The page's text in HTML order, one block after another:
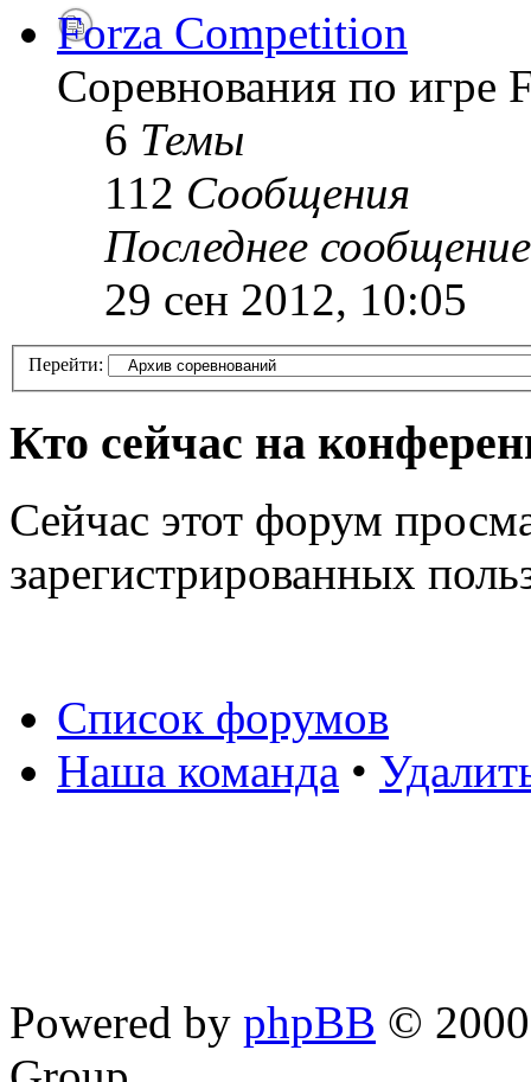
Forza Competition
Соревнования по игре
6 Темы
112 Сообщения
Последнее сообщение
29 сен 2012, 10:05
Перейти:
Кто сейчас на
Сейчас этот форум
зарегистрированных
Список форумов
Наша команда •
Powered by phpBB ©